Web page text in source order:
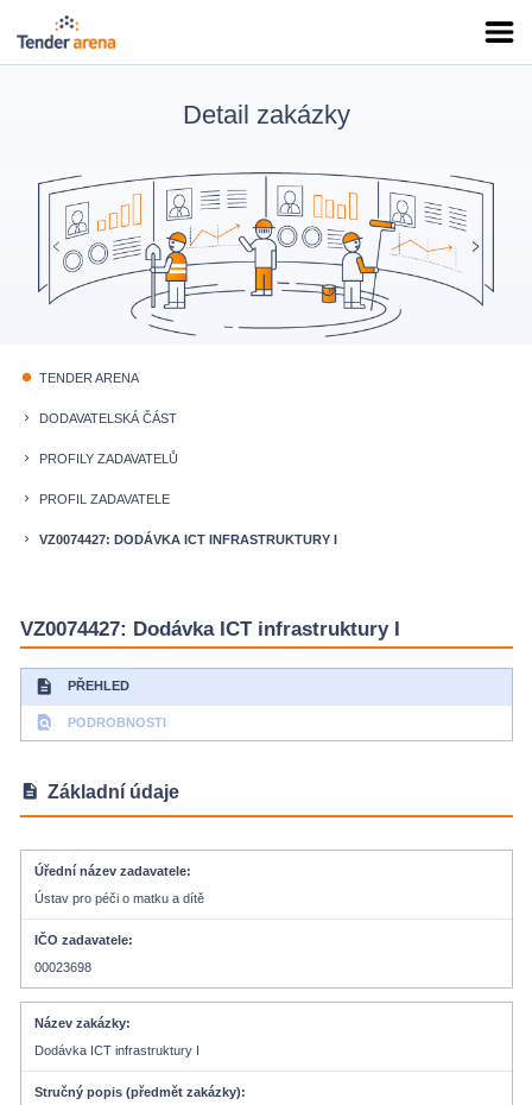
Detail zakázky
fiber_manual_record TENDER ARENA
keyboard_arrow_right DODAVATELSKÁ ČÁST
keyboard_arrow_right PROFILY ZADAVATELŮ
keyboard_arrow_right PROFIL ZADAVATELE
keyboard_arrow_right VZ0074427: DODÁVKA ICT INFRASTRUKTURY I
VZ0074427: Dodávka ICT infrastruktury I
description PŘEHLED
find_in_page PODROBNOSTI
description Základní údaje
Úřední název zadavatele
Ústav pro péči o matku a dítě
IČO zadavatele
00023698
Název zakázky
Dodávka ICT infrastruktury I
Stručný popis (předmět zakázky)